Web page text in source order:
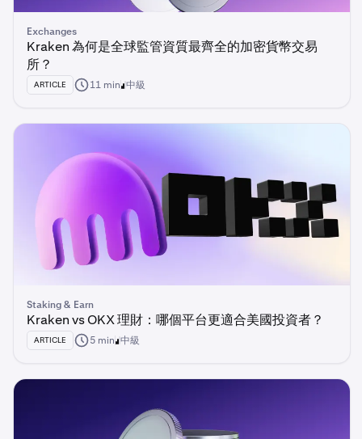
Exchanges
Kraken 為何是全球監管資質最齊全的加密貨幣交易
所？
ARTICLE 11 min 中級
Staking & Earn
Kraken vs OKX 理財：哪個平台更適合美國投資者？
ARTICLE 5 min 中級